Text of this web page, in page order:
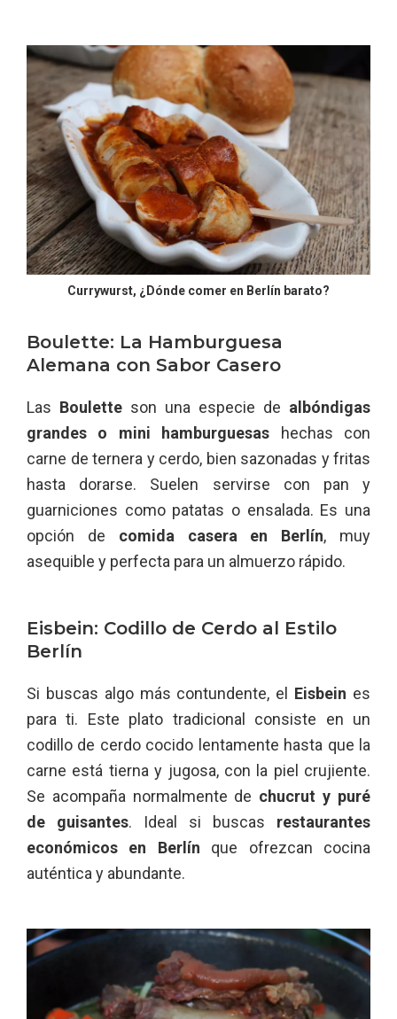
Currywurst, ¿Dónde comer en Berlín barato?
Boulette: La Hamburguesa
Alemana con Sabor Casero
Las Boulette son una especie de albóndigas
grandes o mini hamburguesas hechas con
carne de ternera y cerdo, bien sazonadas y fritas
hasta dorarse. Suelen servirse con pan y
guarniciones como patatas o ensalada. Es una
opción de comida casera en Berlín, muy
asequible y perfecta para un almuerzo rápido.
Eisbein: Codillo de Cerdo al Estilo
Berlín
Si buscas algo más contundente, el Eisbein es
para ti. Este plato tradicional consiste en un
codillo de cerdo cocido lentamente hasta que la
carne está tierna y jugosa, con la piel crujiente.
Se acompaña normalmente de chucrut y puré
de guisantes. Ideal si buscas restaurantes
económicos en Berlín que ofrezcan cocina
auténtica y abundante.